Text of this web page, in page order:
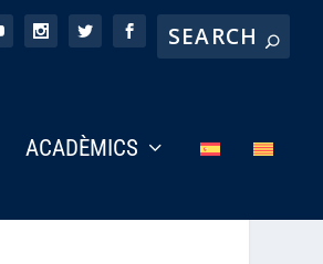
ACADÈMICS